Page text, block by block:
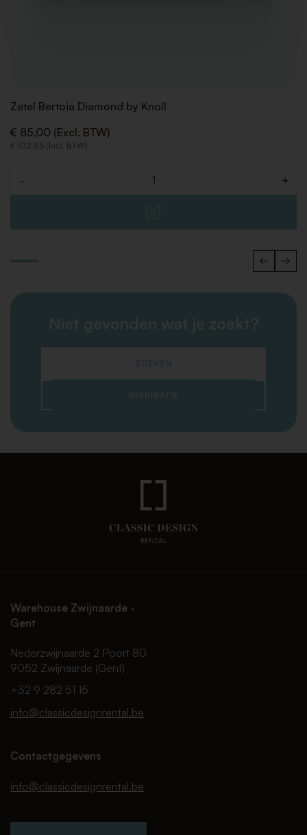
Zetel Bertoia Diamond by Knoll
€ 85,00 (Excl. BTW)
€ 102,85 (Incl. BTW)
- +
Niet gevonden wat je zoekt?
ZOEKEN
INSPIRATIE
Warehouse Zwijnaarde -
Gent
Nederzwijnaarde 2 Poort 80
9052 Zwijnaarde (Gent)
+32 9 282 51 15
info@classicdesignrental.be
Contactgegevens
info@classicdesignrental.be